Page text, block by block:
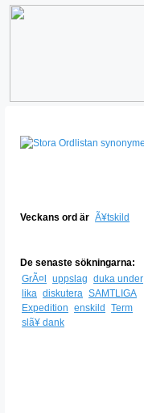
Veckans ord är Ã¥tskild
De senaste sökningarna:
GrÃ¤l
uppslag duka under
lika diskutera SAMTLIGA
Expedition enskild
Term
slã¥ dank